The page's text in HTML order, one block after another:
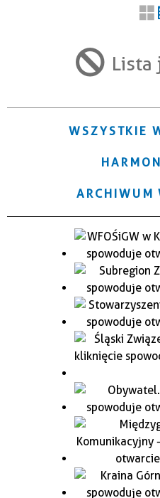
Trwające w zakresie Lista
WSZYSTKIE
ARCHIWUM